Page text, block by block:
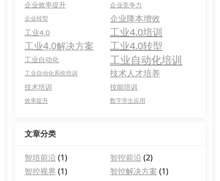
企业效率提升 企业竞争力
企业转型 企业降本增效
工业4.0 工业4.0培训
工业4.0解决方案 工业4.0转型
工业自动化 工业自动化培训
工业自动化系统培训 技术人才培养
技术培训 技能培训
效率提升 数字孪生应用
文章分类
智培前沿 (1) 智控前沿 (2)
智控视界 (1) 智控解决方案 (1)